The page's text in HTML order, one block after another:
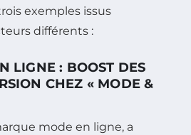
exemples issus
différents :
LIGNE : BOOST DES
CHEZ « MODE &
mode en ligne, a